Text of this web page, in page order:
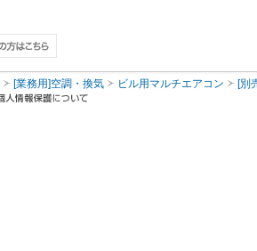
[業務用]空調・換気 ビル用マルチエアコン [別